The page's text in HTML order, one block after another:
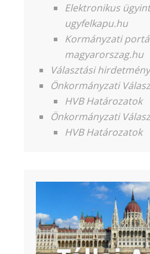
Elektronikus
ugyfelkapu.hu
Kormányzati
magyarorszag.hu
Választási hirdetmény
Önkormányzati
HVB Határozatok
Önkormányzati
HVB Határozatok